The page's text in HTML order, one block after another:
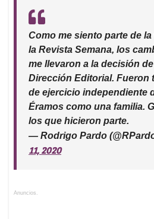
Como me siento parte de
la Revista Semana, los
me llevaron a la decisión
Dirección Editorial. Fueron
de ejercicio independiente
Éramos como una familia.
los que hicieron parte.
— Rodrigo Pardo
11, 2020
Anuncios.